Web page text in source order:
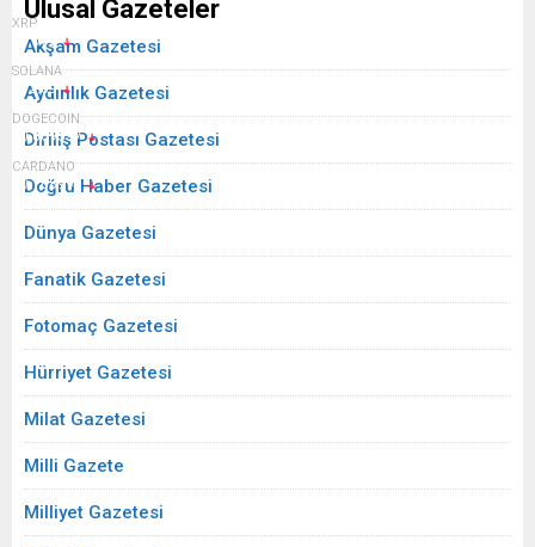
XRP
$1.062
SOLANA
$72.89
DOGECOIN
$0.069597
CARDANO
$0.168995
Ulusal Gazeteler
Akşam Gazetesi
Aydınlık Gazetesi
Diriliş Postası Gazetesi
Doğru Haber Gazetesi
Dünya Gazetesi
Fanatik Gazetesi
Fotomaç Gazetesi
Hürriyet Gazetesi
Milat Gazetesi
Milli Gazete
Milliyet Gazetesi